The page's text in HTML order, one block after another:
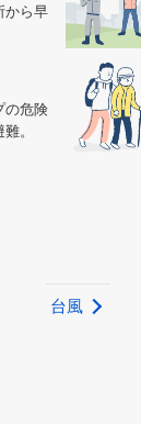
から早
の危険
。
台風